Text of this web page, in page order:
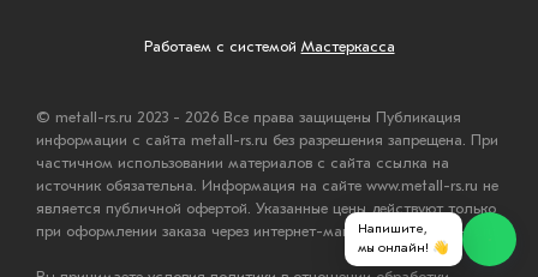
Работаем с системой Мастеркасса
© metall-rs.ru 2023 - 2026 Все права защищены Публикация
информации с сайта metall-rs.ru без разрешения запрещена. При
частичном использовании материалов с сайта ссылка на
источник обязательна. Информация на сайте www.metall-rs.ru не
является публичной офертой. Указанные цены действуют только
при оформлении заказа через интернет-магазин www.metall-rs.ru.
Напишите,
мы онлайн! 👋